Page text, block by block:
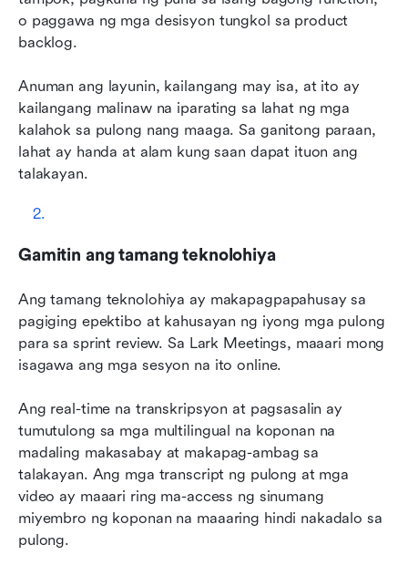
o paggawa ng mga desisyon tungkol sa product
backlog.
Anuman ang layunin, kailangang may isa, at ito ay
kailangang malinaw na iparating sa lahat ng mga
kalahok sa pulong nang maaga. Sa ganitong paraan,
lahat ay handa at alam kung saan dapat ituon ang
talakayan.
Gamitin ang tamang teknolohiya
Ang tamang teknolohiya ay makapagpapahusay sa
pagiging epektibo at kahusayan ng iyong mga pulong
para sa sprint review. Sa Lark Meetings, maaari mong
isagawa ang mga sesyon na ito online.
Ang real-time na transkripsyon at pagsasalin ay
tumutulong sa mga multilingual na koponan na
madaling makasabay at makapag-ambag sa
talakayan. Ang mga transcript ng pulong at mga
video ay maaari ring ma-access ng sinumang
miyembro ng koponan na maaaring hindi nakadalo sa
pulong.